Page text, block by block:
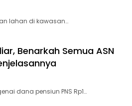
lahan di kawasan…
Benarkah Semua ASN
dana pensiun PNS Rp1…